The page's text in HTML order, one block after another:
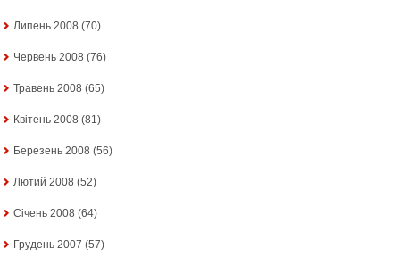
Липень 2008 (70)
Червень 2008 (76)
Травень 2008 (65)
Квітень 2008 (81)
Березень 2008 (56)
Лютий 2008 (52)
Січень 2008 (64)
Грудень 2007 (57)